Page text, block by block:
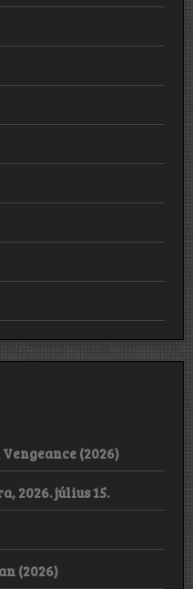
(2026)
2026. július 15.
(2026)